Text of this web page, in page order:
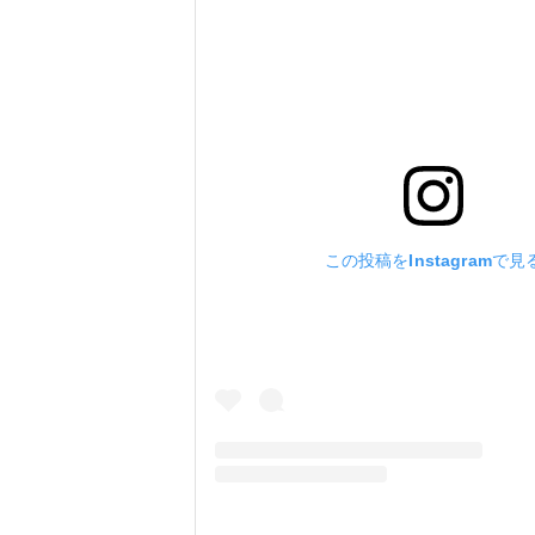
この投稿をInstagramで見